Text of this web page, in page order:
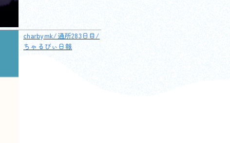
charbymk/通所283日目/
ちゃるびぃ日報